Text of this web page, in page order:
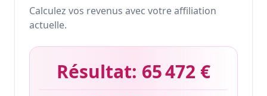
Calculez vos revenus avec votre affiliation
actuelle.
Résultat: 65 472 €